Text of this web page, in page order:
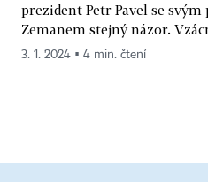
prezident Petr Pavel se
Zemanem stejný názor.
3. 1. 2024 ▪ 4 min. čtení